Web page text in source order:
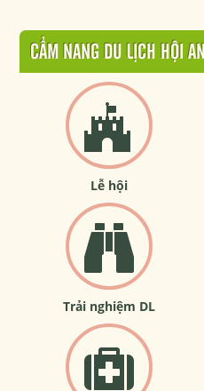
CẨM NANG DU LỊCH HỘI AN
Lễ hội
Trải nghiệm DL